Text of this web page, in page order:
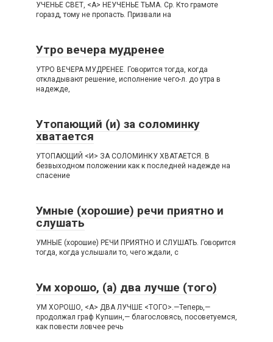
УЧЕНЬЕ СВЕТ, <А> НЕУЧЕНЬЕ ТЬМА. Ср. Кто грамоте
горазд, тому не пропасть. Призвали на
Утро вечера мудренее
УТРО ВЕЧЕРА МУДРЕНЕЕ. Говорится тогда, когда
откладывают решение, исполнение чего-л. до утра в
надежде,
Утопающий (и) за соломинку
хватается
УТОПАЮЩИЙ <И> ЗА СОЛОМИНКУ ХВАТАЕТСЯ. В
безвыходном положении как к последней надежде на
спасение
Умные (хорошие) речи приятно и
слушать
УМНЫЕ (хорошие) РЕЧИ ПРИЯТНО И СЛУШАТЬ. Говорится
тогда, когда услышали то, чего ждали, с
Ум хорошо, (а) два лучше (того)
УМ ХОРОШО, <А> ДВА ЛУЧШЕ <ТОГО>.—Теперь,—
продолжал граф Купшин,— благословясь, посоветуемся,
как повести ловчее речь